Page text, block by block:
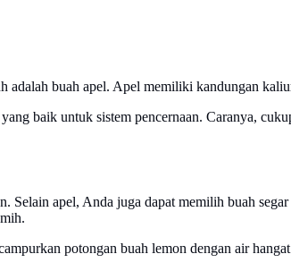
adalah buah apel. Apel memiliki kandungan
baik untuk sistem pencernaan. Caranya,
Selain apel, Anda juga dapat memilih buah
potongan buah lemon dengan air